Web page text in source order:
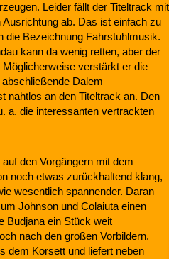
Leider fällt der Titeltrack mit
ab. Das ist einfach zu
die Bezeichnung Fahrstuhlmusik.
kann da wenig retten, aber der
verstärkt er die
Dalem
nahtlos an den Titeltrack an. Den
a. die interessanten vertrackten
auf den Vorgängern mit dem
noch etwas zurückhaltend klang,
wesentlich spannender. Daran
Johnson und Colaiuta einen
Budjana ein Stück weit
nach den großen Vorbildern.
dem Korsett und liefert neben